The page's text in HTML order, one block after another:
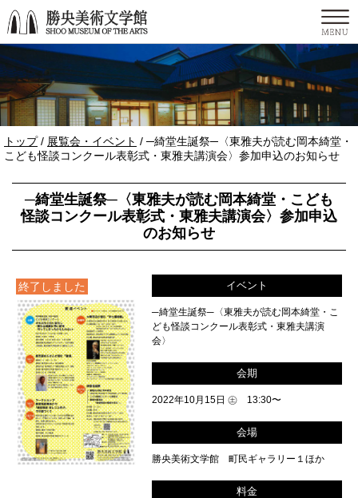
このページの本文へ
現
在
位
置：
トップ/ 展覧会・イベント / ─綺堂生誕祭─〈東雅夫が読む岡本綺堂・
こども怪談コンクール表彰式・東雅夫講演会〉参加申込のお知らせ
─綺堂生誕祭─〈東雅夫が読む岡本綺堂・こども
怪談コンクール表彰式・東雅夫講演会〉参加申込
のお知らせ
終了しました イベント
─綺堂生誕祭─〈東雅夫が読む岡本綺堂・こ
ども怪談コンクール表彰式・東雅夫講演
会〉
会期
2022年10月15日 ㊏ 13:30〜
会場
勝央美術文学館 町民ギャラリー１ほか
料金